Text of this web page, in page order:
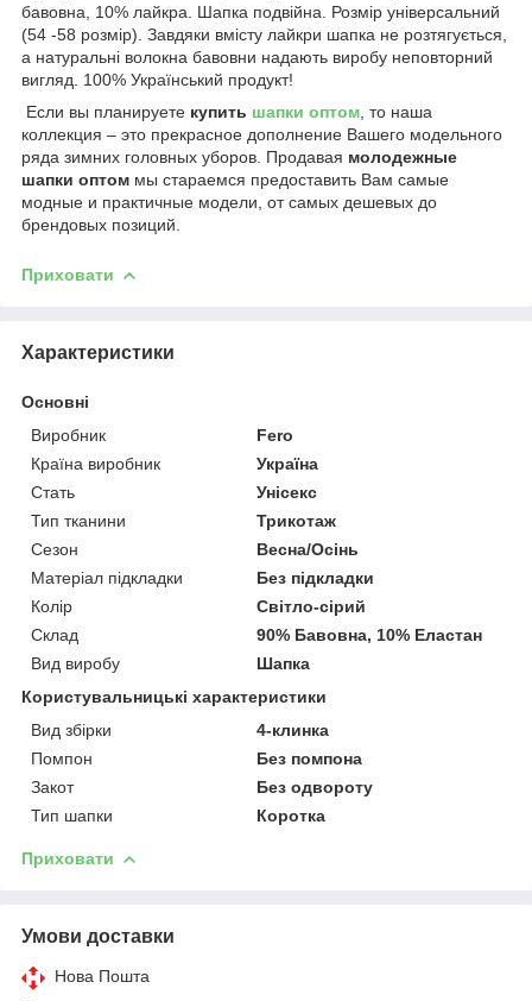
бавовна, 10% лайкра. Шапка подвійна. Розмір універсальний
(54 -58 розмір). Завдяки вмісту лайкри шапка не розтягується,
а натуральні волокна бавовни надають виробу неповторний
вигляд. 100% Український продукт!
Если вы планируете купить шапки оптом , то наша
коллекция – это прекрасное дополнение Вашего модельного
ряда зимних головных уборов. Продавая молодежные
шапки оптом мы стараемся предоставить Вам самые
модные и практичные модели, от самых дешевых до
брендовых позиций.
Приховати
Характеристики
Основні
Виробник
Fero
Країна виробник
Україна
Стать
Унісекс
Тип тканини
Трикотаж
Сезон
Весна/Осінь
Матеріал підкладки
Без підкладки
Колір
Світло-сірий
Склад
90% Бавовна, 10% Еластан
Вид виробу
Шапка
Користувальницькі характеристики
Вид збірки
4-клинка
Помпон
Без помпона
Закот
Без одвороту
Тип шапки
Коротка
Приховати
Умови доставки
Нова Пошта